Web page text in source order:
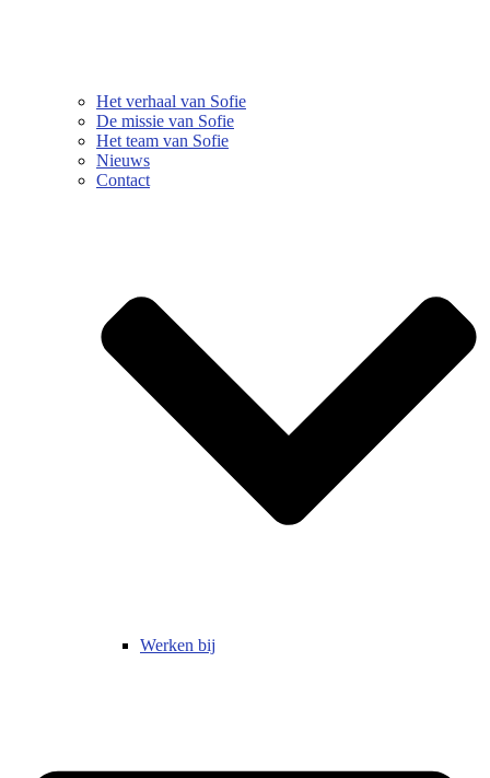
Het verhaal van Sofie
De missie van Sofie
Het team van Sofie
Nieuws
Contact
Werken bij